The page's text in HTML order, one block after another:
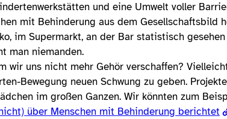
und eine Umwelt voller
mit Behinderung aus dem Gesellschaftsbild
im Supermarkt, an der Bar statistisch
man niemanden.
wir uns nicht mehr Gehör verschaffen?
Bewegung neuen Schwung zu geben.
im großen Ganzen. Wir könnten zum
über Menschen mit Behinderung berichtet